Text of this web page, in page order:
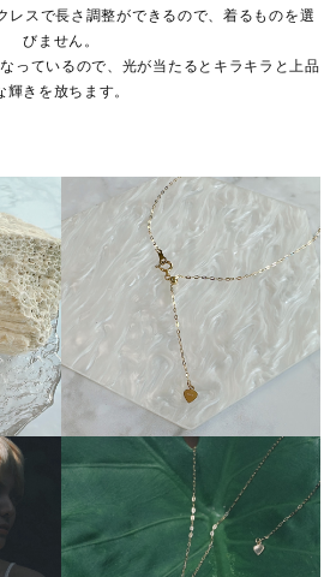
レスで長さ調整ができるので、着るものを選
びません。
っているので、光が当たるとキラキラと上品
輝きを放ちます。